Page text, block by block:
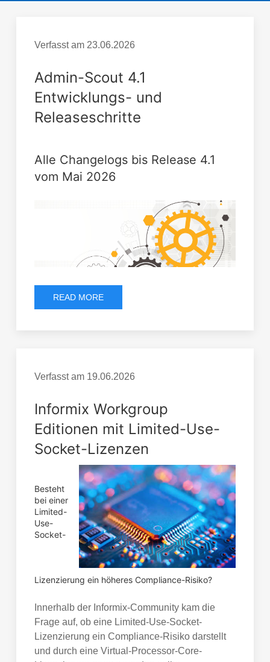
Verfasst am 23.06.2026
Admin-Scout 4.1
Entwicklungs- und
Releaseschritte
Alle Changelogs bis Release 4.1
vom Mai 2026
READ MORE
Verfasst am 19.06.2026
Informix Workgroup
Editionen mit Limited-Use-
Socket-Lizenzen
Besteht
bei einer
Limited-
Use-
Socket-
Lizenzierung ein höheres Compliance-Risiko?
Innerhalb der Informix-Community kam die
Frage auf, ob eine Limited-Use-Socket-
Lizenzierung ein Compliance-Risiko darstellt
und durch eine Virtual-Processor-Core-